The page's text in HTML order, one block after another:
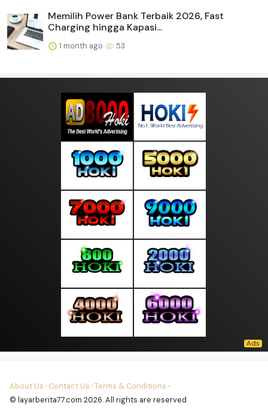
Memilih Power Bank Terbaik 2026, Fast
Charging hingga Kapasi...
1 month ago 53
About Us · Contact Us ·Terms & Conditions ·
© layarberita77.com 2026. All rights are reserved